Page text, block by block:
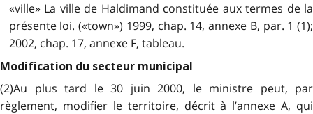
«ville» La ville de Haldimand constituée aux termes de la
présente loi. («town») 1999, chap. 14, annexe B, par. 1 (1);
2002, chap. 17, annexe F, tableau.
Modification du secteur municipal
(2)Au plus tard le 30 juin 2000, le ministre peut, par
règlement, modifier le territoire, décrit à l’annexe A, qui